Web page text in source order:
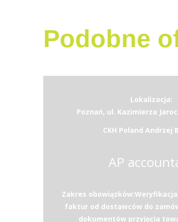
Podobne
Lokalizacja:
Poznań, ul. Kazimierza
CKH Poland Andrzej
AP
Zakres
faktur od dostawców do
dokumentów przyjęcia